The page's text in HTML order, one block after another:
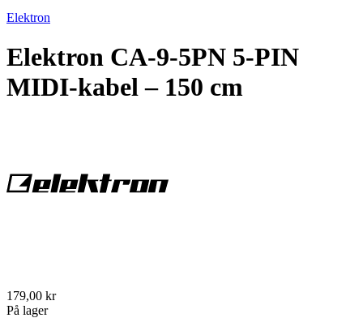
Elektron
Elektron CA-9-5PN 5-PIN
MIDI-kabel – 150 cm
179,00 kr
På lager